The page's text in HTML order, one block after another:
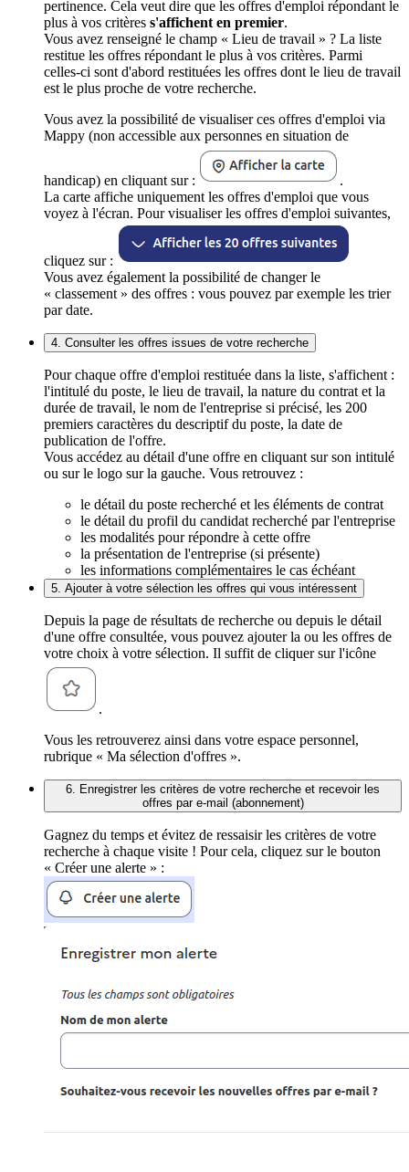
pertinence. Cela veut dire que les offres d'emploi répondant le
plus à vos critères s'affichent en premier.
Vous avez renseigné le champ « Lieu de travail » ? La liste
restitue les offres répondant le plus à vos critères. Parmi
celles-ci sont d'abord restituées les offres dont le lieu de travail
est le plus proche de votre recherche.
Vous avez la possibilité de visualiser ces offres d'emploi via
Mappy (non accessible aux personnes en situation de
handicap) en cliquant sur :
.
La carte affiche uniquement les offres d'emploi que vous
voyez à l'écran. Pour visualiser les offres d'emploi suivantes,
cliquez sur :
Vous avez également la possibilité de changer le
« classement » des offres : vous pouvez par exemple les trier
par date.
4. Consulter les offres issues de votre recherche
Pour chaque offre d'emploi restituée dans la liste, s'affichent :
l'intitulé du poste, le lieu de travail, la nature du contrat et la
durée de travail, le nom de l'entreprise si précisé, les 200
premiers caractères du descriptif du poste, la date de
publication de l'offre.
Vous accédez au détail d'une offre en cliquant sur son intitulé
ou sur le logo sur la gauche. Vous retrouvez :
le détail du poste recherché et les éléments de contrat
le détail du profil du candidat recherché par l'entreprise
les modalités pour répondre à cette offre
la présentation de l'entreprise (si présente)
les informations complémentaires le cas échéant
5. Ajouter à votre sélection les offres qui vous intéressent
Depuis la page de résultats de recherche ou depuis le détail
d'une offre consultée, vous pouvez ajouter la ou les offres de
votre choix à votre sélection. Il suffit de cliquer sur l'icône
.
Vous les retrouverez ainsi dans votre espace personnel,
rubrique « Ma sélection d'offres ».
6. Enregistrer les critères de votre recherche et recevoir les
offres par e-mail (abonnement)
Gagnez du temps et évitez de ressaisir les critères de votre
recherche à chaque visite ! Pour cela, cliquez sur le bouton
« Créer une alerte » :